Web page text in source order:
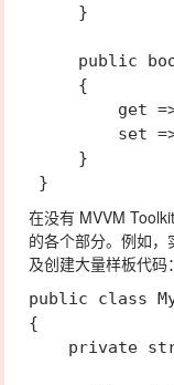
     }
public
     {
get
set
     }
在没有 MVVM
的各个部分。例如
及创建大量样板代码：
public class
{
private